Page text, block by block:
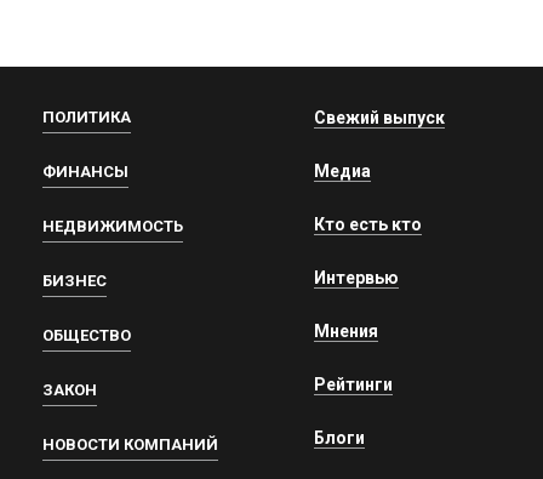
ПОЛИТИКА
ФИНАНСЫ
НЕДВИЖИМОСТЬ
БИЗНЕС
ОБЩЕСТВО
ЗАКОН
НОВОСТИ КОМПАНИЙ
Свежий выпуск
Медиа
Кто есть кто
Интервью
Мнения
Рейтинги
Блоги